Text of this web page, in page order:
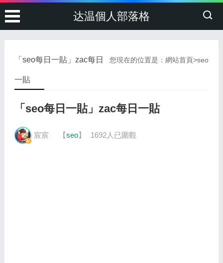
达温個人部落格
您現在的位置是：網站首頁>seo
「seo每日一貼」zac每日
一貼
「seo每日一貼」zac每日一貼
宸宸 【seo】 1692人已圍觀